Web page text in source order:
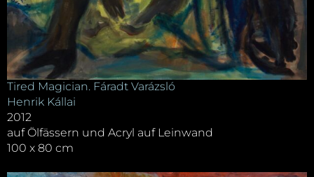
Tired Magician. Fáradt Varázsló
Henrik Kállai
2012
auf Ölfässern und Acryl auf Leinwand
100 x 80 cm